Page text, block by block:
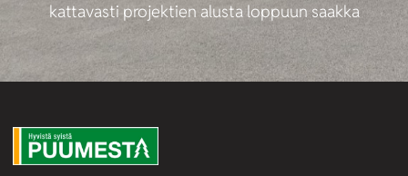
kattavasti projektien alusta loppuun saakka